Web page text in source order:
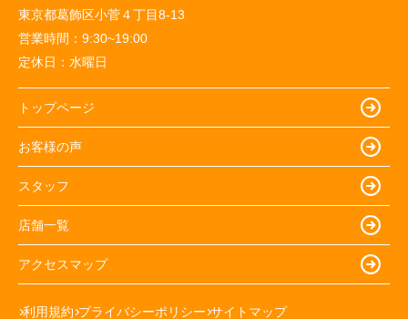
東京都葛飾区小菅４丁目8-13
営業時間： 9:30~19:00
定休日： 水曜日
トップページ
お客様の声
スタッフ
店舗一覧
アクセスマップ
利用規約 プライバシーポリシー サイトマップ